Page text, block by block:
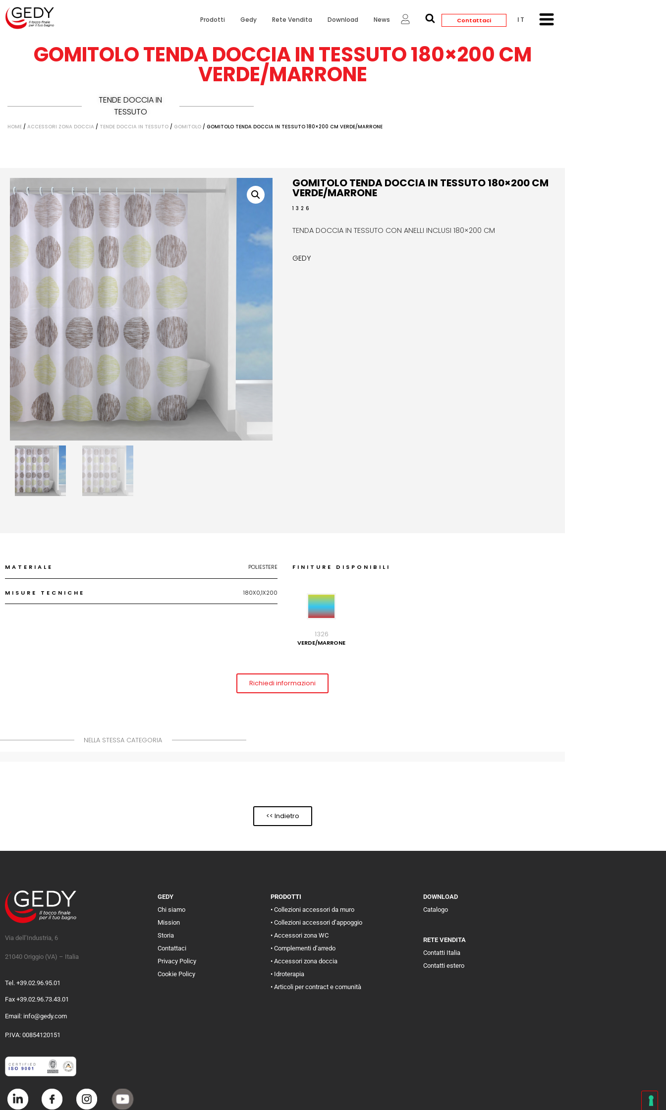
Prodotti Gedy Rete Vendita Download News Contattaci ITALIANO
GOMITOLO TENDA DOCCIA IN TESSUTO 180×200 CM
VERDE/MARRONE
TENDE DOCCIA IN
TESSUTO
HOME / ACCESSORI ZONA DOCCIA / TENDE DOCCIA IN TESSUTO / GOMITOLO / GOMITOLO TENDA DOCCIA IN TESSUTO 180×200 CM VERDE/MARRONE
GOMITOLO TENDA DOCCIA IN TESSUTO 180×200 CM
VERDE/MARRONE
1326
TENDA DOCCIA IN TESSUTO CON ANELLI INCLUSI 180×200 CM
GEDY
MATERIALE POLIESTERE
MISURE TECNICHE 180X0,1X200
FINITURE DISPONIBILI
1326
VERDE/MARRONE
Richiedi informazioni
NELLA STESSA CATEGORIA
<< Indietro
Via dell’Industria, 6
21040 Origgio (VA) – Italia
Tel. +39.02.96.95.01
Fax +39.02.96.73.43.01
Email: info@gedy.com
P.IVA: 00854120151
GEDY
Chi siamo
Mission
Storia
Contattaci
Privacy Policy
Cookie Policy
PRODOTTI
• Collezioni accessori da muro
• Collezioni accessori d’appoggio
• Accessori zona WC
• Complementi d’arredo
• Accessori zona doccia
• Idroterapia
• Articoli per contract e comunità
DOWNLOAD
Catalogo
RETE VENDITA
Contatti Italia
Contatti estero